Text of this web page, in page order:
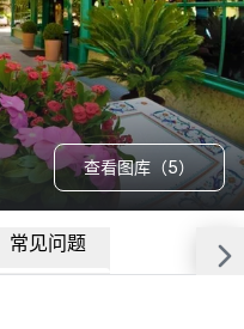
查看图库（5）
常见问题